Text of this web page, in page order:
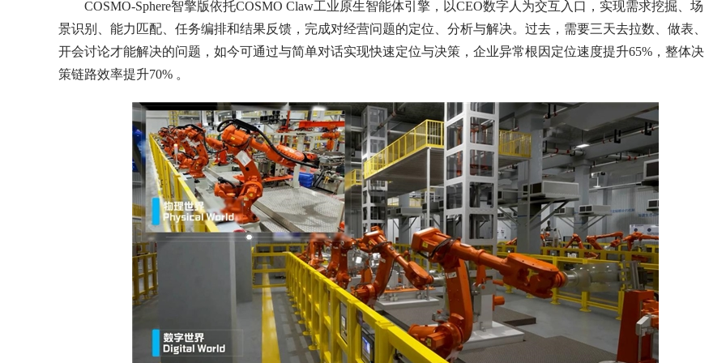
COSMO-Sphere智擎版依托COSMO Claw工业原生智能体引擎，以CEO数字人为交互入口，实现需求挖掘、场
景识别、能力匹配、任务编排和结果反馈，完成对经营问题的定位、分析与解决。过去，需要三天去拉数、做表、
开会讨论才能解决的问题，如今可通过与简单对话实现快速定位与决策，企业异常根因定位速度提升65%，整体决
策链路效率提升70% 。